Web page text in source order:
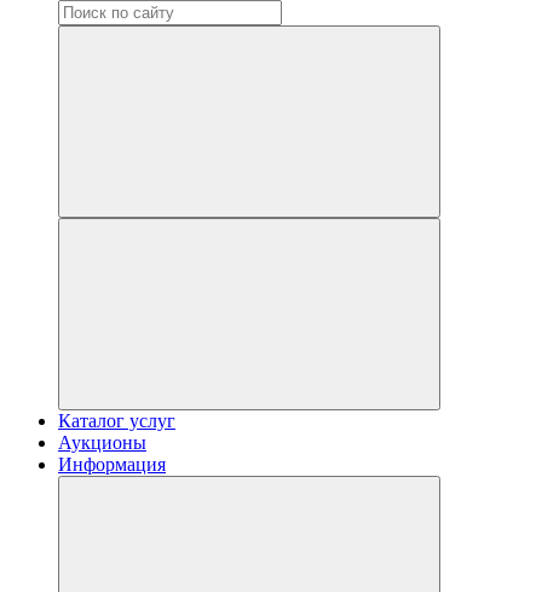
Каталог услуг
Аукционы
Информация